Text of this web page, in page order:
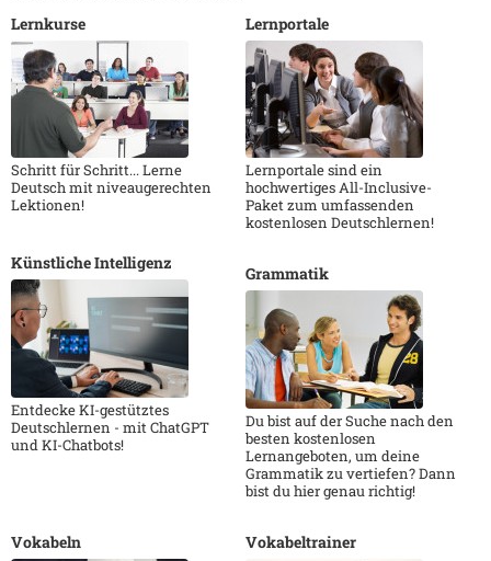
Lernkurse
Schritt für Schritt... Lerne
Deutsch mit niveaugerechten
Lektionen!
Lernportale
Lernportale sind ein
hochwertiges All-Inclusive-
Paket zum umfassenden
kostenlosen Deutschlernen!
Künstliche Intelligenz
Entdecke KI-gestütztes
Deutschlernen - mit ChatGPT
und KI-Chatbots!
Grammatik
Du bist auf der Suche nach den
besten kostenlosen
Lernangeboten, um deine
Grammatik zu vertiefen? Dann
bist du hier genau richtig!
Vokabeln Vokabeltrainer